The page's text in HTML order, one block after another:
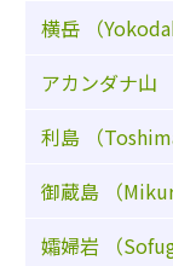
横岳 （
アカンダナ山
利島 （
御蔵島 （
孀婦岩 （